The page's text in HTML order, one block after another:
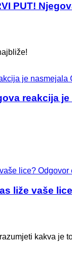
PUT!
reakcija je
liže vaše
kakva je